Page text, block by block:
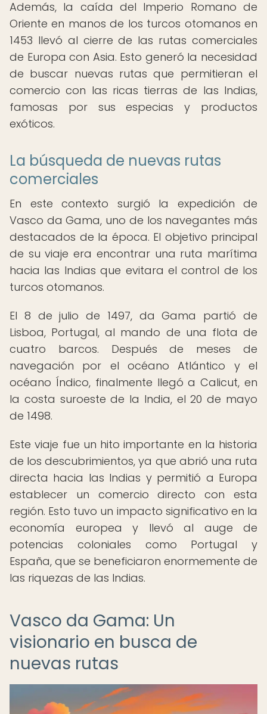
Además, la caída del Imperio Romano de
Oriente en manos de los turcos otomanos en
1453 llevó al cierre de las rutas comerciales
de Europa con Asia. Esto generó la necesidad
de buscar nuevas rutas que permitieran el
comercio con las ricas tierras de las Indias,
famosas por sus especias y productos
exóticos.
La búsqueda de nuevas rutas
comerciales
En este contexto surgió la expedición de
Vasco da Gama, uno de los navegantes más
destacados de la época. El objetivo principal
de su viaje era encontrar una ruta marítima
hacia las Indias que evitara el control de los
turcos otomanos.
El 8 de julio de 1497, da Gama partió de
Lisboa, Portugal, al mando de una flota de
cuatro barcos. Después de meses de
navegación por el océano Atlántico y el
océano Índico, finalmente llegó a Calicut, en
la costa suroeste de la India, el 20 de mayo
de 1498.
Este viaje fue un hito importante en la historia
de los descubrimientos, ya que abrió una ruta
directa hacia las Indias y permitió a Europa
establecer un comercio directo con esta
región. Esto tuvo un impacto significativo en la
economía europea y llevó al auge de
potencias coloniales como Portugal y
España, que se beneficiaron enormemente de
las riquezas de las Indias.
Vasco da Gama: Un
visionario en busca de
nuevas rutas